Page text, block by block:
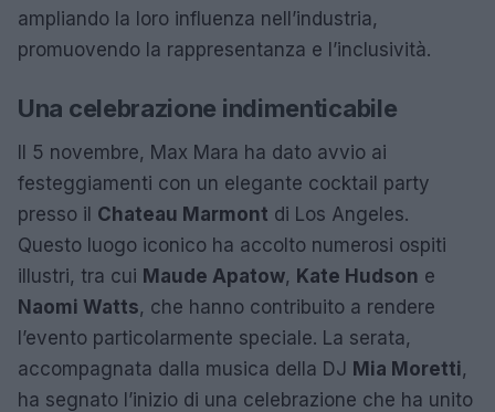
ampliando la loro influenza nell’industria,
promuovendo la rappresentanza e l’inclusività.
Una celebrazione indimenticabile
Il 5 novembre, Max Mara ha dato avvio ai
festeggiamenti con un elegante cocktail party
presso il Chateau Marmont di Los Angeles.
Questo luogo iconico ha accolto numerosi ospiti
illustri, tra cui Maude Apatow, Kate Hudson e
Naomi Watts, che hanno contribuito a rendere
l’evento particolarmente speciale. La serata,
accompagnata dalla musica della DJ Mia Moretti,
ha segnato l’inizio di una celebrazione che ha unito